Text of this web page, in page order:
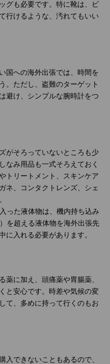
グも必要です。特に靴は、ビ
行けるような、汚れてもいい
国への海外出張では、時間を
。ただし、盗難のターゲット
避け、シンプルな腕時計をつ
がそろっていないところも少
なみ用品も一式そろえておく
トリートメント、スキンケア
ネ、コンタクトレンズ、シェ
った液体物は、機内持ち込み
を超える液体物を海外出張先
に入れる必要があります。
薬に加え、頭痛薬や胃腸薬、
と安心です。時差や気候の変
て、多めに持って行くのもお
入できないこともあるので、